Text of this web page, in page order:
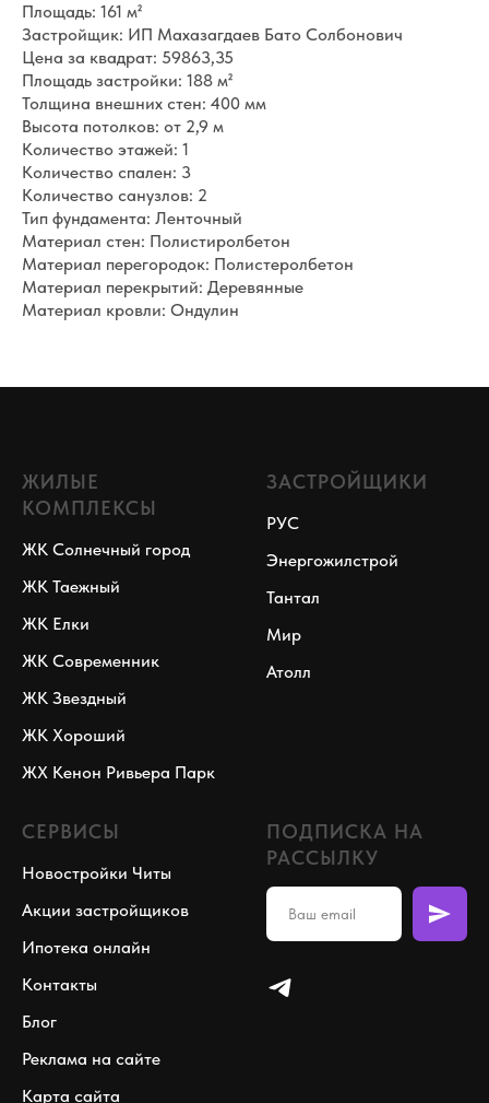
Площадь: 161 м²
Застройщик: ИП Махазагдаев Бато Солбонович
Цена за квадрат: 59863,35
Площадь застройки: 188 м²
Толщина внешних стен: 400 мм
Высота потолков: от 2,9 м
Количество этажей: 1
Количество спален: 3
Количество санузлов: 2
Тип фундамента: Ленточный
Материал стен: Полистиролбетон
Материал перегородок: Полистеролбетон
Материал перекрытий: Деревянные
Материал кровли: Ондулин
ЖИЛЫЕ
КОМПЛЕКСЫ
ЖК Солнечный город
ЖК Таежный
ЖК Елки
ЖК Современник
ЖК Звездный
ЖК Хороший
ЖХ Кенон Ривьера Парк
ЗАСТРОЙЩИКИ
РУС
Энергожилстрой
Тантал
Мир
Атолл
СЕРВИСЫ
Новостройки Читы
Акции застройщиков
Ипотека онлайн
Контакты
Блог
Реклама на сайте
Карта сайта
ПОДПИСКА НА
РАССЫЛКУ